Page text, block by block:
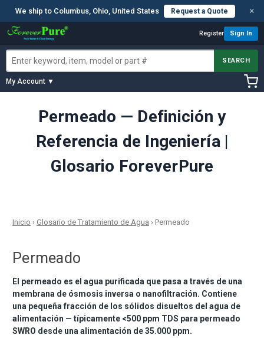
We ship to Columbus, Ohio, United States Request a Quote ×
Register Sign In
SEARCH
My Account ▼
Permeado — Definición y
Referencia de Ingeniería |
Glosario ForeverPure
Inicio › Glosario de Tratamiento de Agua › Permeado
Permeado
El permeado es el agua purificada que pasa a través de una
membrana de ósmosis inversa o nanofiltración. Contiene
una pequeña fracción de los sólidos disueltos del agua de
alimentación — típicamente <500 ppm TDS para permeado
SWRO desde una alimentación de 35.000 ppm.